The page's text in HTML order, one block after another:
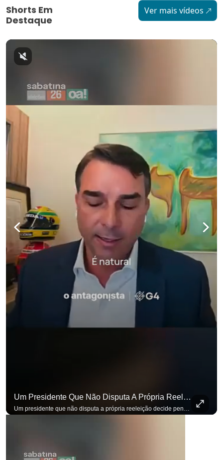
Shorts Em
Destaque
Ver mais vídeos
Um Presidente Que Não Disputa A Própria Reeleição Decide Pensando Em Quem Vem Depois.
Um presidente que não disputa a própria reeleição decide pensando em quem vem depois. Foi assim que Flávio Bolsonaro defendeu a PEC do fim da reeleição, primeira das medidas que citou para o ambiente de negócios. Se você busca informação com credibilidade, inscreva-se agora e ative o